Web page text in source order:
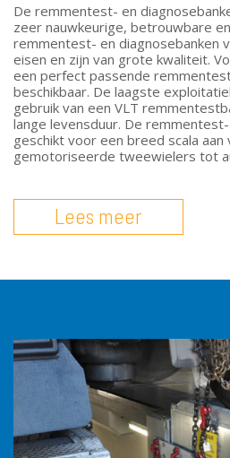
De remmentest- en
zeer nauwkeurige, betrouwbare
remmentest- en diagnosebanken
eisen en zijn van grote kwaliteit.
een perfect passende
beschikbaar. De laagste
gebruik van een VLT
lange levensduur. De
geschikt voor een breed scala aan
gemotoriseerde tweewielers tot
Lees meer